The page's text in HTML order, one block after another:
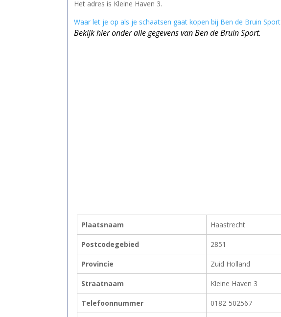
Het adres is Kleine Haven 3.
Waar let je op als je schaatsen gaat kopen bij Ben de Bruin Sport
Bekijk hier onder alle gegevens van Ben de Bruin Sport.
Plaatsnaam Haastrecht
Postcodegebied 2851
Provincie Zuid Holland
Straatnaam Kleine Haven 3
Telefoonnummer 0182-502567